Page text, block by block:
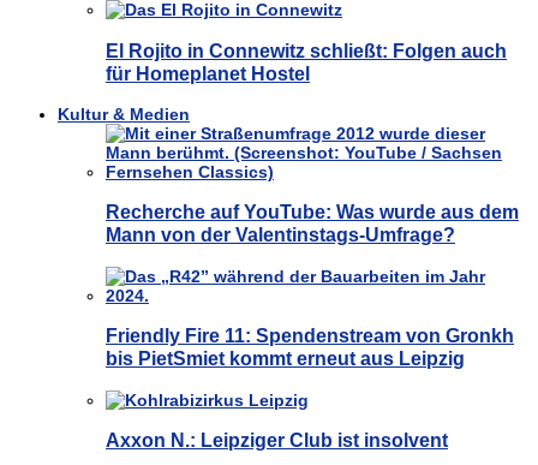
El Rojito in Connewitz schließt: Folgen auch
für Homeplanet Hostel
Kultur & Medien
Recherche auf YouTube: Was wurde aus dem
Mann von der Valentinstags-Umfrage?
Friendly Fire 11: Spendenstream von Gronkh
bis PietSmiet kommt erneut aus Leipzig
Axxon N.: Leipziger Club ist insolvent